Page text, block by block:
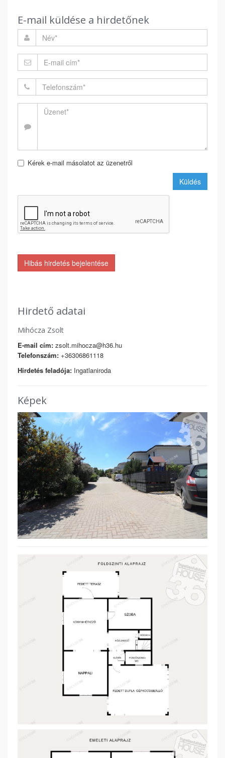
E-mail küldése a hirdetőnek
Kérek e-mail másolatot az üzenetről
Küldés
Hibás hirdetés bejelentése
Hirdető adatai
Mihócza Zsolt
E-mail cím: zsolt.mihocza@h36.hu
Telefonszám: +36306861118
Hirdetés feladója: Ingatlaniroda
Képek